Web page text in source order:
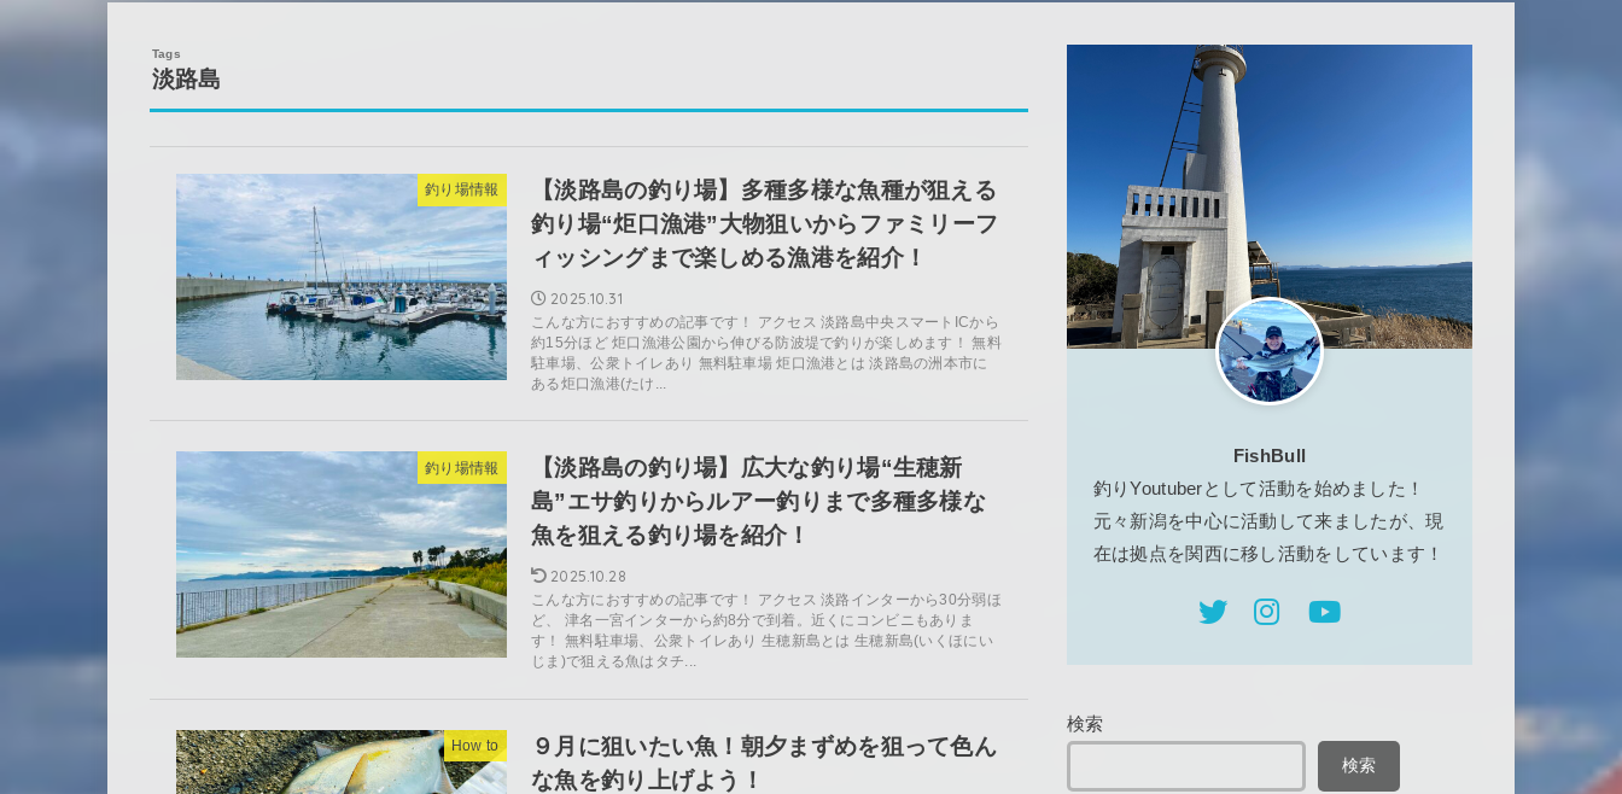
淡路島
釣り場情報
【淡路島の釣り場】多種多様な魚種が狙える
釣り場“炬口漁港”大物狙いからファミリーフ
ィッシングまで楽しめる漁港を紹介！
2025.10.31
こんな方におすすめの記事です！ アクセス 淡路島中央スマートICから
約15分ほど 炬口漁港公園から伸びる防波堤で釣りが楽しめます！ 無料
駐車場、公衆トイレあり 無料駐車場 炬口漁港とは 淡路島の洲本市に
ある炬口漁港(たけ...
釣り場情報
【淡路島の釣り場】広大な釣り場“生穂新
島”エサ釣りからルアー釣りまで多種多様な
魚を狙える釣り場を紹介！
2025.10.28
こんな方におすすめの記事です！ アクセス 淡路インターから30分弱ほ
ど、 津名一宮インターから約8分で到着。近くにコンビニもありま
す！ 無料駐車場、公衆トイレあり 生穂新島とは 生穂新島(いくほにい
じま)で狙える魚はタチ...
How to
９月に狙いたい魚！朝夕まずめを狙って色ん
な魚を釣り上げよう！
FishBull
釣りYoutuberとして活動を始めました！
元々新潟を中心に活動して来ましたが、現
在は拠点を関西に移し活動をしています！
検索
検索